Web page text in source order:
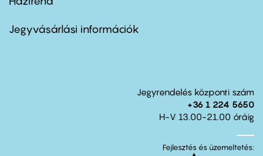
Footer
second
Jegyvásárlási információk
Jegyrendelés központi szám
+36 1 224 5650
H-V 13.00-21.00 óráig
Fejlesztés és üzemeltetés: